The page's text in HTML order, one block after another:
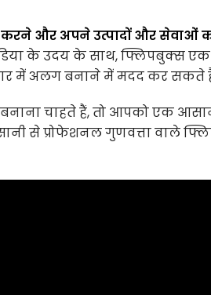
करने और अपने उत्पादों और सेवाओं
के उदय के साथ, फ्लिपबुक्स
में अलग बनाने में मदद कर सकते
चाहते हैं, तो आपको एक
से प्रोफेशनल गुणवत्ता वाले